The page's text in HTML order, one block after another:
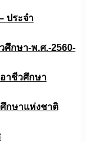
ประจำ
กษา-พ.ศ.-2560-
าชีวศึกษา
กษาแห่งชาติ